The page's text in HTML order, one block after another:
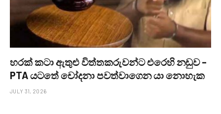
හරක් කටා ඇතුළු විත්තකරුවන්ට එරෙහි නඩුව –
PTA යටතේ චෝදනා පවත්වාගෙන යා නොහැක
JULY 31, 2026